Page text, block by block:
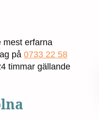
mest erfarna
på 0733 22 58
timmar gällande